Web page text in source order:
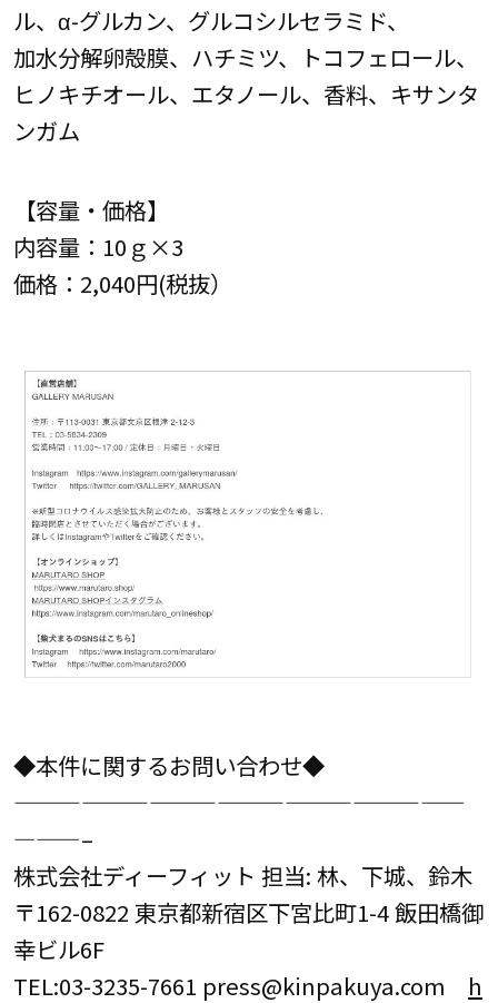
ル、α-グルカン、グルコシルセラミド、
加水分解卵殻膜、ハチミツ、トコフェロール、
ヒノキチオール、エタノール、香料、キサンタ
ンガム
【容量・価格】
内容量：10ｇ×3
価格：2,040円(税抜）
◆本件に関するお問い合わせ◆
————————————————————
———–
株式会社ディーフィット 担当: 林、下城、鈴木
〒162-0822 東京都新宿区下宮比町1-4 飯田橋御
幸ビル6F
TEL:03-3235-7661 press@kinpakuya.com h